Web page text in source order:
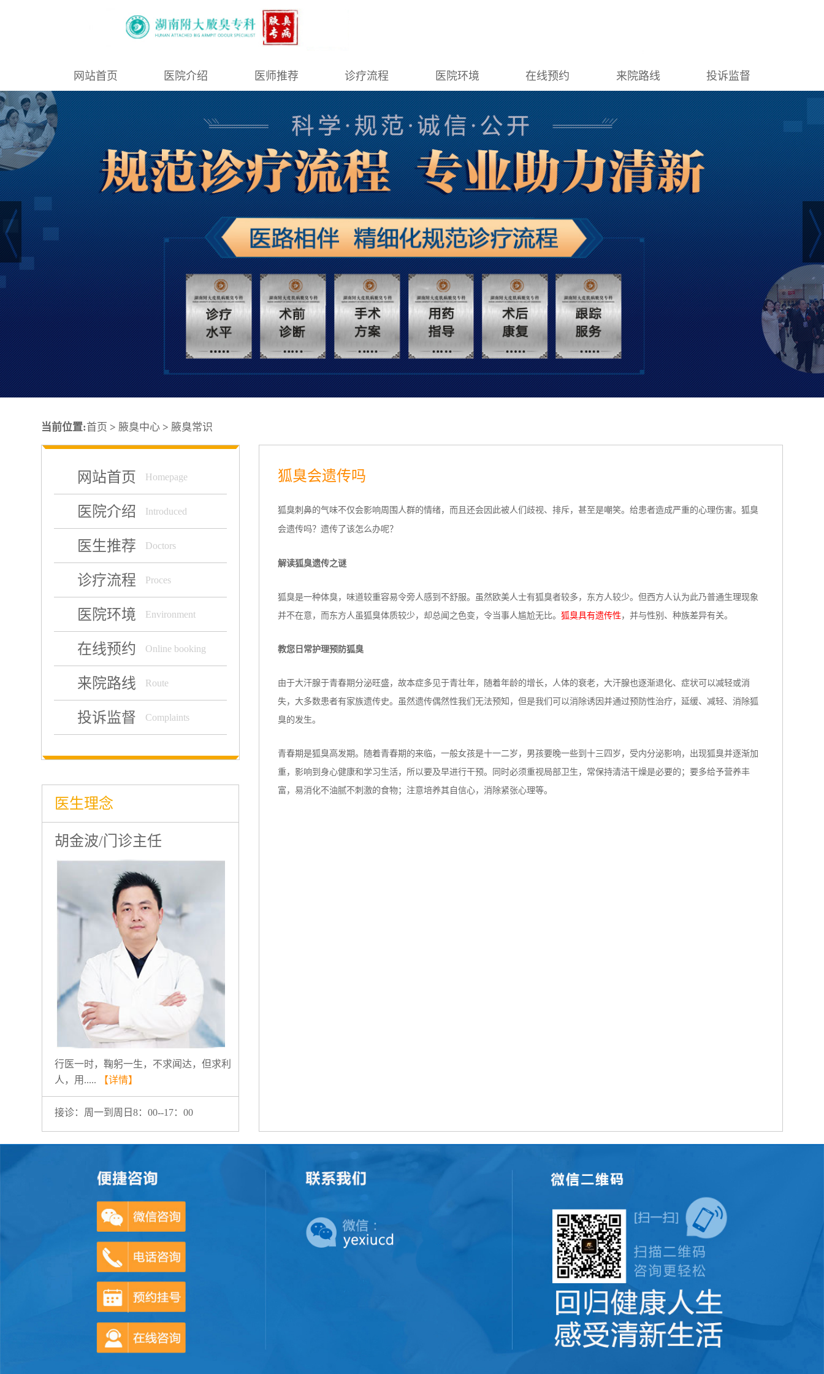
网站首页 医院介绍 医师推荐 诊疗流程 医院环境 在线预约 来院路线 投诉监督
当前位置:首页 > 腋臭中心 > 腋臭常识
网站首页 Homepage
医院介绍 Introduced
医生推荐 Doctors
诊疗流程 Proces
医院环境 Environment
在线预约 Online booking
来院路线 Route
投诉监督 Complaints
医生理念
胡金波/门诊主任
行医一时，鞠躬一生，不求闻达，但求利
人，用.....
【详情】
接诊：周一到周日8：00--17：00
狐臭会遗传吗
狐臭刺鼻的气味不仅会影响周围人群的情绪，而且还会因此被人们歧视、排斥，甚至是嘲笑。给患者造成严重的心理伤害。狐臭
会遗传吗？遗传了该怎么办呢？
解读狐臭遗传之谜
狐臭是一种体臭，味道较重容易令旁人感到不舒服。虽然欧美人士有狐臭者较多，东方人较少。但西方人认为此乃普通生理现象
并不在意，而东方人虽狐臭体质较少，却总闻之色变，令当事人尴尬无比。 狐臭具有遗传性，并与性别、种族差异有关。
教您日常护理预防狐臭
由于大汗腺于青春期分泌旺盛，故本症多见于青壮年，随着年龄的增长，人体的衰老，大汗腺也逐渐退化、症状可以减轻或消
失，大多数患者有家族遗传史。虽然遗传偶然性我们无法预知，但是我们可以消除诱因并通过预防性治疗，延缓、减轻、消除狐
臭的发生。
青春期是狐臭高发期。随着青春期的来临，一般女孩是十一二岁，男孩要晚一些到十三四岁，受内分泌影响，出现狐臭并逐渐加
重，影响到身心健康和学习生活，所以要及早进行干预。同时必须重视局部卫生，常保持清洁干燥是必要的；要多给予营养丰
富，易消化不油腻不刺激的食物；注意培养其自信心，消除紧张心理等。